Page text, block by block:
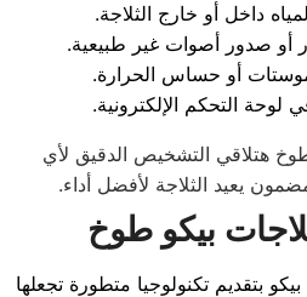
داخل أو خارج الثلاجة.
أو صدور أصوات غير طبيعية.
أو حساس الحرارة.
التحكم الإلكترونية.
هتلاقي التشخيص الدقيق لأي
يعيد الثلاجة لأفضل أداء.
بيكو طوخ
بتقديم تكنولوجيا متطورة تجعلها